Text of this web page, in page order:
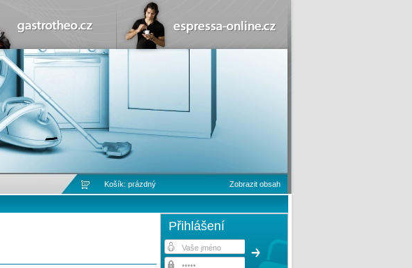
Přihlášení
Košík: prázdný Zobrazit obsah